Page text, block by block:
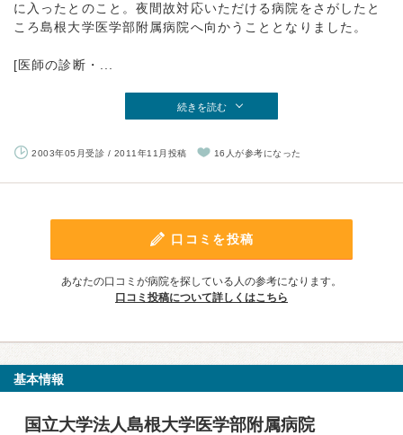
に入ったとのこと。夜間故対応いただける病院をさがしたと
ころ島根大学医学部附属病院へ向かうこととなりました。
[医師の診断・...
続きを読む
2003年05月受診 / 2011年11月投稿 16人が参考になった
口コミを投稿
あなたの口コミが病院を探している人の参考になります。
口コミ投稿について詳しくはこちら
基本情報
国立大学法人島根大学医学部附属病院